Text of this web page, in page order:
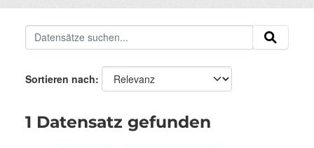
Sortieren nach
1 Datensatz gefunden